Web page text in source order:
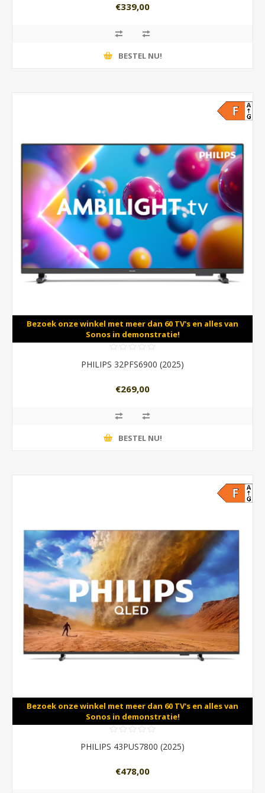
€339,00
BESTEL NU!
Bezoek onze winkel met meer dan 60 TV's en alles van
Sonos in demonstratie!
PHILIPS 32PFS6900 (2025)
€269,00
BESTEL NU!
Bezoek onze winkel met meer dan 60 TV's en alles van
Sonos in demonstratie!
PHILIPS 43PUS7800 (2025)
€478,00